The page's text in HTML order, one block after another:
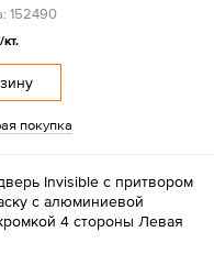
152490
/кт.
покупка
Invisible с притвором
с алюминиевой
4 стороны Левая